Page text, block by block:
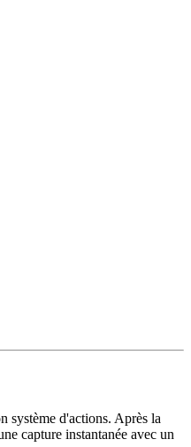
système d'actions. Après la
capture instantanée avec un